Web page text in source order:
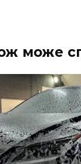
може